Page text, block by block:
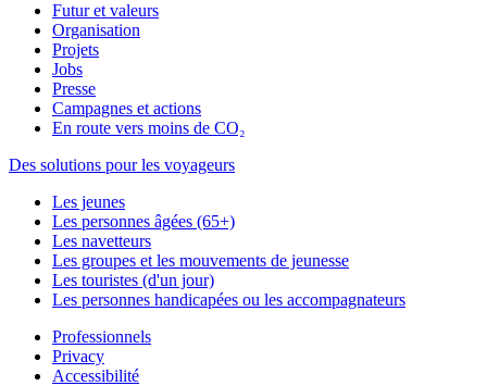
Futur et valeurs
Organisation
Projets
Jobs
Presse
Campagnes et actions
En route vers moins de CO₂
Des solutions pour les voyageurs
Les jeunes
Les personnes âgées (65+)
Les navetteurs
Les groupes et les mouvements de jeunesse
Les touristes (d'un jour)
Les personnes handicapées ou les accompagnateurs
Professionnels
Privacy
Accessibilité